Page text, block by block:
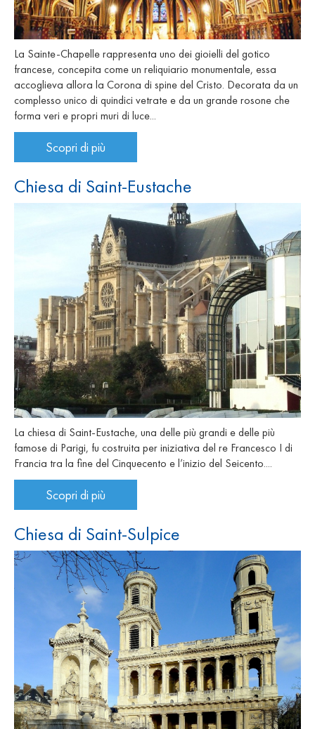
La Sainte-Chapelle rappresenta uno dei gioielli del gotico
francese, concepita come un reliquiario monumentale, essa
accoglieva allora la Corona di spine del Cristo. Decorata da un
complesso unico di quindici vetrate e da un grande rosone che
forma veri e propri muri di luce...
Scopri di più
Chiesa di Saint-Eustache
La chiesa di Saint-Eustache, una delle più grandi e delle più
famose di Parigi, fu costruita per iniziativa del re Francesco I di
Francia tra la fine del Cinquecento e l’inizio del Seicento....
Scopri di più
Chiesa di Saint-Sulpice